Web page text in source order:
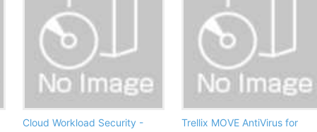
Cloud Workload Security -
Trellix MOVE AntiVirus for